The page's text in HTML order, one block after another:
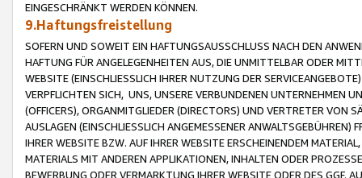
EINGESCHRÄNKT WERDEN KÖNNEN.
9.Haftungsfreistellung
SOFERN UND SOWEIT EIN HAFTUNGSAUSSCHLUSS NACH DEN
HAFTUNG FÜR ANGELEGENHEITEN AUS, DIE UNMITTELBAR ODER
WEBSITE (EINSCHLIESSLICH IHRER NUTZUNG DER
VERPFLICHTEN SICH, UNS, UNSERE VERBUNDENEN UNTERNEHMEN
(OFFICERS), ORGANMITGLIEDER (DIRECTORS) UND VERTRETER VON
AUSLAGEN (EINSCHLIESSLICH ANGEMESSENER
IHRER WEBSITE BZW. AUF IHRER WEBSITE ERSCHEINENDEM
MATERIALS MIT ANDEREN APPLIKATIONEN, INHALTEN ODER
BEWERBUNG ODER VERMARKTUNG IHRER WEBSITE ODER DES GGF.